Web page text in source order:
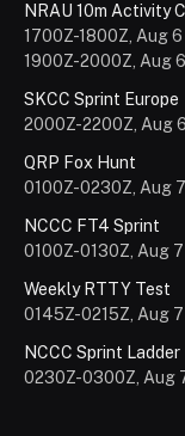
NRAU 10m Activity
1700Z-1800Z, Aug 6
1900Z-2000Z, Aug
SKCC Sprint Europe
2000Z-2200Z, Aug 6
QRP Fox Hunt
0100Z-0230Z, Aug 7
NCCC FT4 Sprint
0100Z-0130Z, Aug 7
Weekly RTTY Test
0145Z-0215Z, Aug 7
NCCC Sprint Ladder
0230Z-0300Z, Aug